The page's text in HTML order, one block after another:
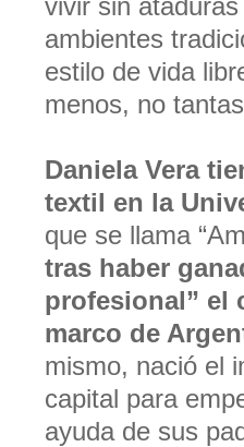
vivir sin
ambientes
estilo de vida
menos, no
Daniela Vera
textil en la
que se llama
tras haber
profesional” el
marco de
mismo, nació el
capital para
ayuda de sus